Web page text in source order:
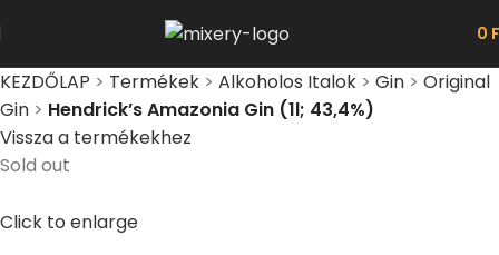
0
KEZDŐLAP > Termékek > Alkoholos Italok > Gin > Original
Gin > Hendrick’s Amazonia Gin (1l; 43,4%)
Vissza a termékekhez
Sold out
Click to enlarge